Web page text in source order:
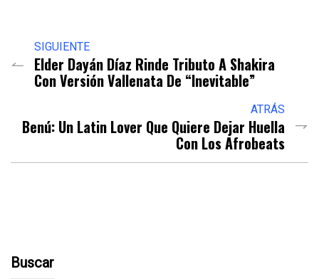
SIGUIENTE
Elder Dayán Díaz Rinde Tributo A Shakira
Con Versión Vallenata De “Inevitable”
ATRÁS
Benú: Un Latin Lover Que Quiere Dejar Huella
Con Los Afrobeats
Buscar